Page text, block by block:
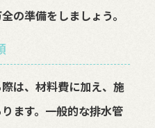
の準備をしましょう。
は、材料費に加え、施
ます。一般的な排水管